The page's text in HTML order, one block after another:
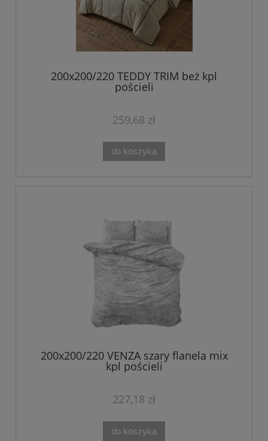
200x200/220 TEDDY TRIM beż kpl
pościeli
259,68 zł
do koszyka
200x200/220 VENZA szary flanela mix
kpl pościeli
227,18 zł
do koszyka